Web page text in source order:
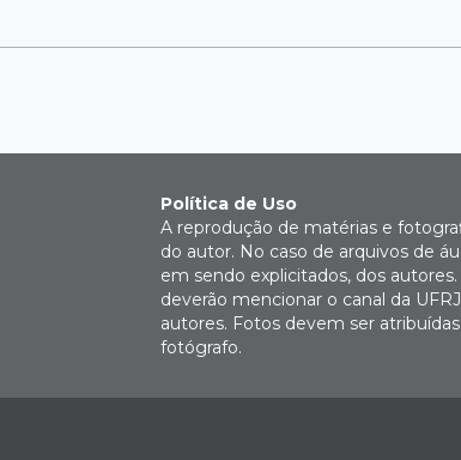
Política de Uso
A reprodução de matérias e
do autor. No caso de arquivos de
em sendo explicitados, dos
deverão mencionar o canal da
autores. Fotos devem ser
fotógrafo.